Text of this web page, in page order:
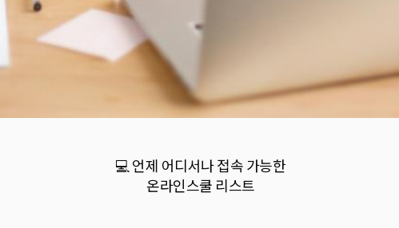
💻 언제 어디서나 접속 가능한
온라인스쿨 리스트